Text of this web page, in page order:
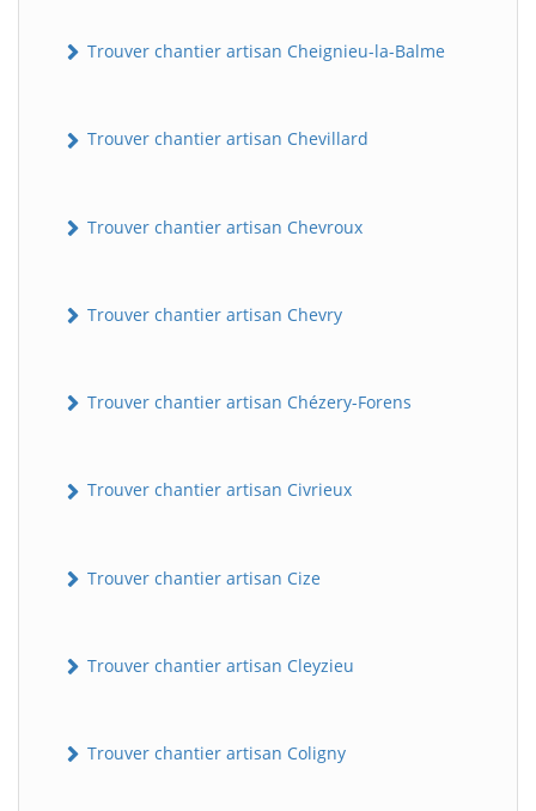
Trouver chantier artisan Cheignieu-la-Balme
Trouver chantier artisan Chevillard
Trouver chantier artisan Chevroux
Trouver chantier artisan Chevry
Trouver chantier artisan Chézery-Forens
Trouver chantier artisan Civrieux
Trouver chantier artisan Cize
Trouver chantier artisan Cleyzieu
Trouver chantier artisan Coligny